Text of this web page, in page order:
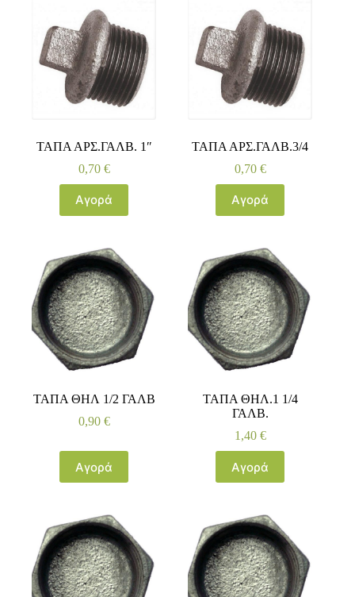
ΤΑΠΑ ΑΡΣ.ΓΑΛΒ. 1″
0,70 €
Αγορά
ΤΑΠΑ ΑΡΣ.ΓΑΛΒ.3/4
0,70 €
Αγορά
ΤΑΠΑ ΘΗΛ 1/2 ΓΑΛΒ
0,90 €
Αγορά
ΤΑΠΑ ΘΗΛ.1 1/4
ΓΑΛΒ.
1,40 €
Αγορά